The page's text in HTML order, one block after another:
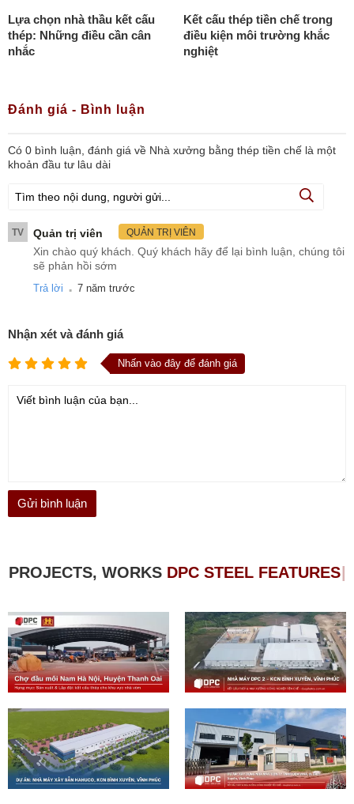
Lựa chọn nhà thầu kết cấu
thép: Những điều cần cân
nhắc
Kết cấu thép tiền chế trong
điều kiện môi trường khắc
nghiệt
Đánh giá - Bình luận
Có 0 bình luận, đánh giá về Nhà xưởng bằng thép tiền chế là một
khoản đầu tư lâu dài
TV Quản trị viên QUẢN TRỊ VIÊN
Xin chào quý khách. Quý khách hãy để lại bình luận, chúng tôi
sẽ phản hồi sớm
Trả lời . 7 năm trước
Nhận xét và đánh giá
Nhấn vào đây để đánh giá
PROJECTS, WORKSDPC STE EL FEAT|